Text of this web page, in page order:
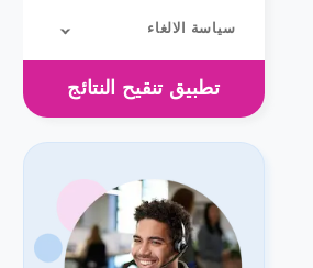
سياسة الالغاء
تطبيق تنقيح النتائج